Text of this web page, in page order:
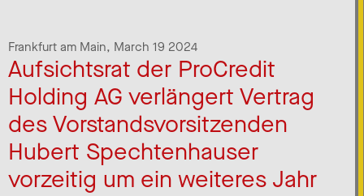
Frankfurt am Main, March 19 2024
Aufsichtsrat der ProCredit
Holding AG verlängert Vertrag
des Vorstandsvorsitzenden
Hubert Spechtenhauser
vorzeitig um ein weiteres Jahr